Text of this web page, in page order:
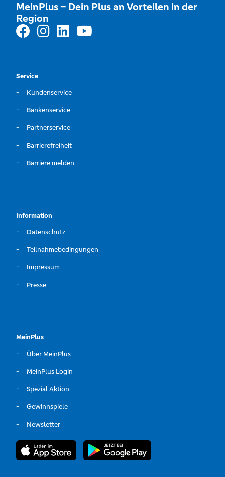
MeinPlus – Dein Plus an Vorteilen in der
Region
Service
Kundenservice
Bankenservice
Partnerservice
Barrierefreiheit
Barriere melden
Information
Datenschutz
Teilnahmebedingungen
Impressum
Presse
MeinPlus
Über MeinPlus
MeinPlus Login
Spezial Aktion
Gewinnspiele
Newsletter